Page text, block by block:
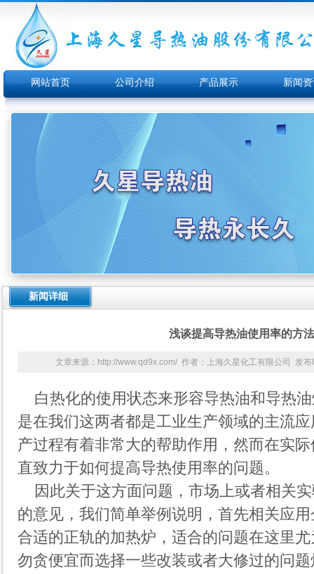
网站首页 公司介绍 产品展示 新闻
新闻详细
浅谈提高导热油使用率的方
文章来源：http://www.qd9x.com/ 作者：上海久星化工有限公司 发
白热化的使用状态来形容导热油和导热
是在我们这两者都是工业生产领域的主流
产过程有着非常大的帮助作用，然而在实
直致力于如何提高导热使用率的问题。
因此关于这方面问题，市场上或者相关
的意见，我们简单举例说明，首先相关应
合适的正轨的加热炉，适合的问题在这里
勿贪便宜而选择一些改装或者大修过的问